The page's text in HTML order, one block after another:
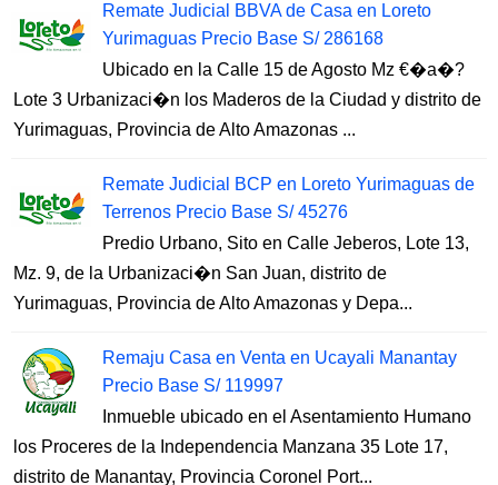
Remate Judicial BBVA de Casa en Loreto
Yurimaguas Precio Base S/ 286168
Ubicado en la Calle 15 de Agosto Mz €�a�?
Lote 3 Urbanizaci�n los Maderos de la Ciudad y distrito de
Yurimaguas, Provincia de Alto Amazonas ...
Remate Judicial BCP en Loreto Yurimaguas de
Terrenos Precio Base S/ 45276
Predio Urbano, Sito en Calle Jeberos, Lote 13,
Mz. 9, de la Urbanizaci�n San Juan, distrito de
Yurimaguas, Provincia de Alto Amazonas y Depa...
Remaju Casa en Venta en Ucayali Manantay
Precio Base S/ 119997
Inmueble ubicado en el Asentamiento Humano
los Proceres de la Independencia Manzana 35 Lote 17,
distrito de Manantay, Provincia Coronel Port...